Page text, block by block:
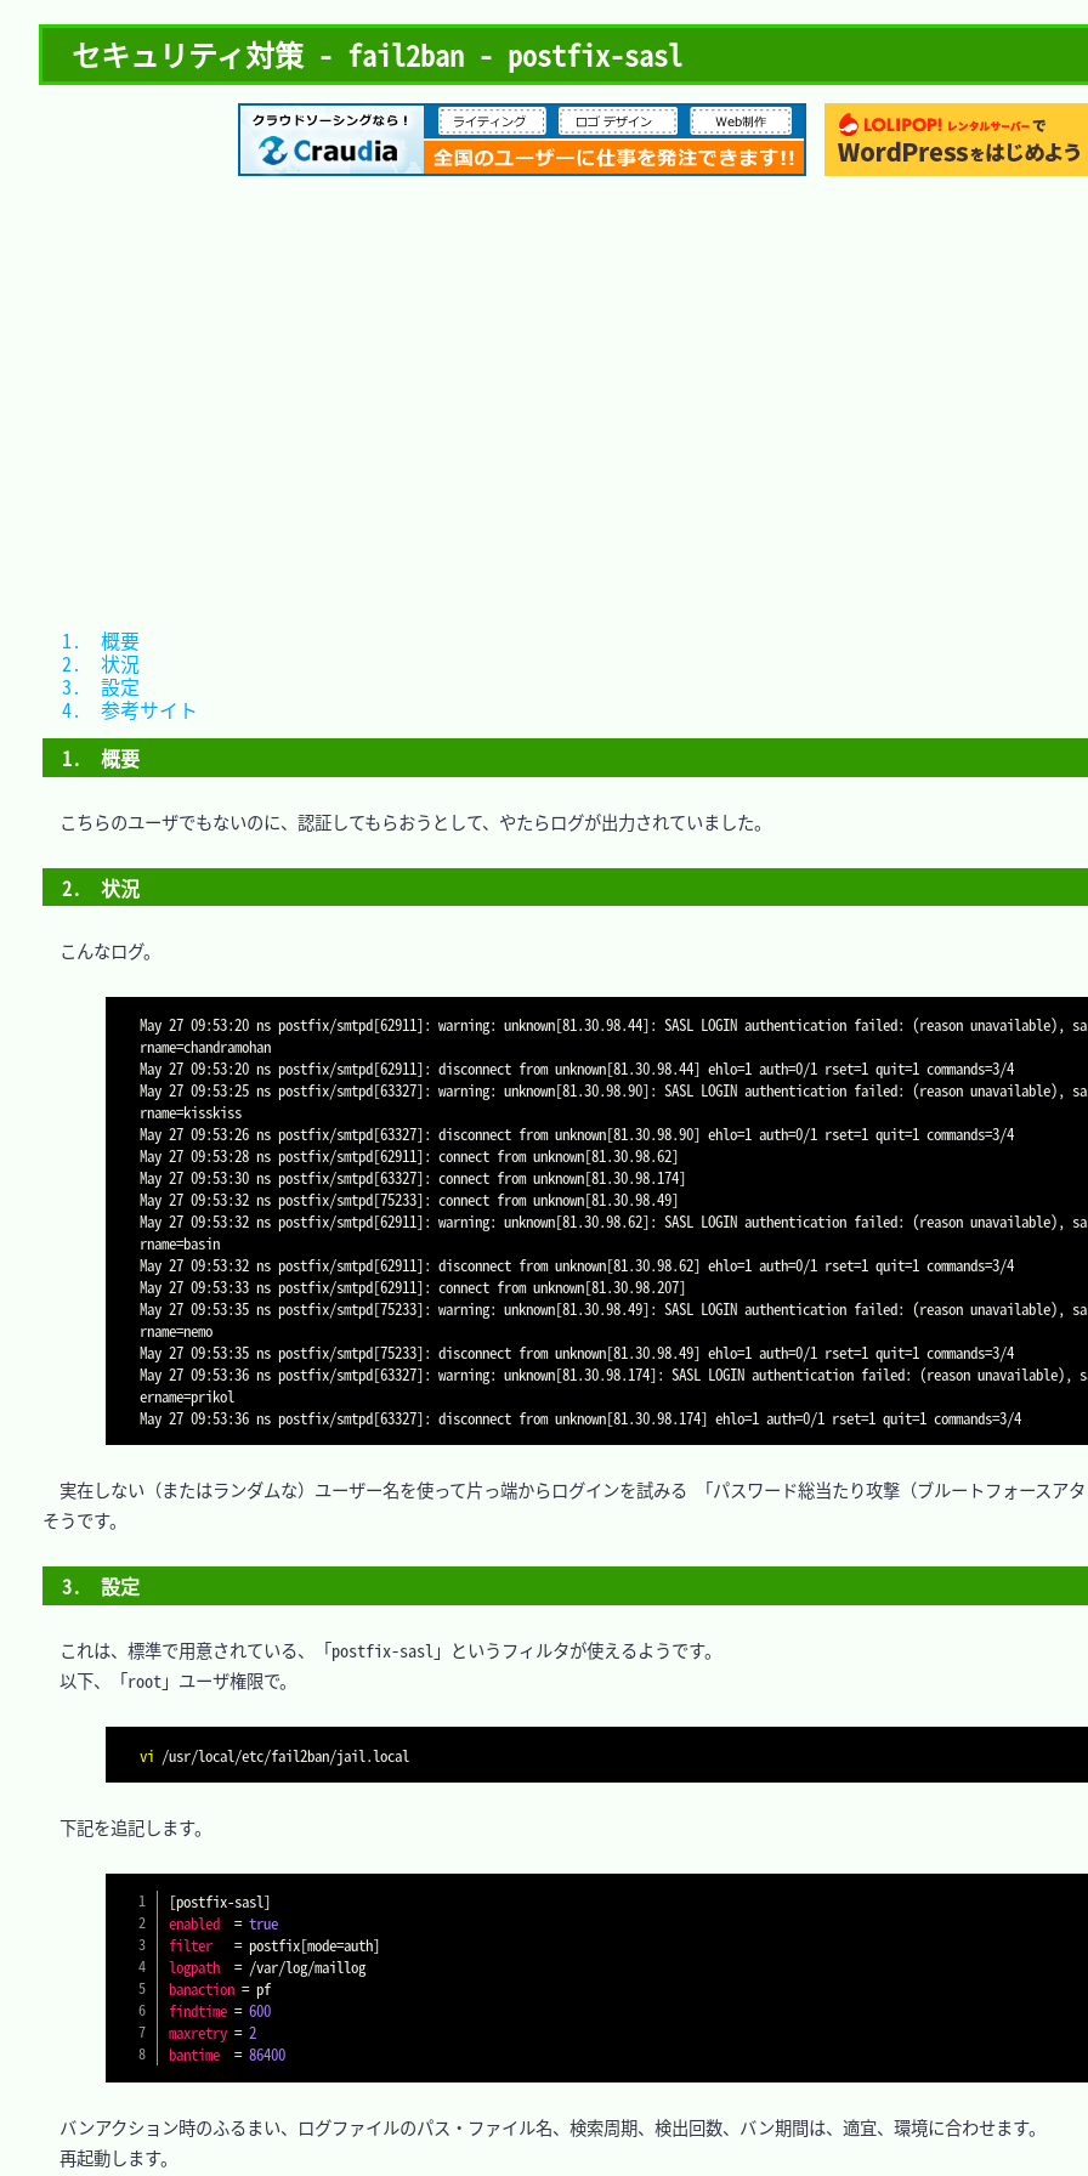
セキュリティ対策 - fail2ban - postfix-sasl
1.　概要
こちらのユーザでもないのに、認証してもらおうとして、やたらログが出力されていました。
2.　状況
こんなログ。
May 27 09:53:20 ns postfix/smtpd[62911]: warning: unknown[81.30.98.44]: SASL LOGIN authentication failed: (reason unavailable),
rname=chandramohan
May 27 09:53:20 ns postfix/smtpd[62911]: disconnect from unknown[81.30.98.44] ehlo=1 auth=0/1 rset=1 quit=1 commands=3/4
May 27 09:53:25 ns postfix/smtpd[63327]: warning: unknown[81.30.98.90]: SASL LOGIN authentication failed: (reason unavailable),
rname=kisskiss
May 27 09:53:26 ns postfix/smtpd[63327]: disconnect from unknown[81.30.98.90] ehlo=1 auth=0/1 rset=1 quit=1 commands=3/4
May 27 09:53:28 ns postfix/smtpd[62911]: connect from unknown[81.30.98.62]
May 27 09:53:30 ns postfix/smtpd[63327]: connect from unknown[81.30.98.174]
May 27 09:53:32 ns postfix/smtpd[75233]: connect from unknown[81.30.98.49]
May 27 09:53:32 ns postfix/smtpd[62911]: warning: unknown[81.30.98.62]: SASL LOGIN authentication failed: (reason unavailable),
rname=basin
May 27 09:53:32 ns postfix/smtpd[62911]: disconnect from unknown[81.30.98.62] ehlo=1 auth=0/1 rset=1 quit=1 commands=3/4
May 27 09:53:33 ns postfix/smtpd[62911]: connect from unknown[81.30.98.207]
May 27 09:53:35 ns postfix/smtpd[75233]: warning: unknown[81.30.98.49]: SASL LOGIN authentication failed: (reason unavailable),
rname=nemo
May 27 09:53:35 ns postfix/smtpd[75233]: disconnect from unknown[81.30.98.49] ehlo=1 auth=0/1 rset=1 quit=1 commands=3/4
May 27 09:53:36 ns postfix/smtpd[63327]: warning: unknown[81.30.98.174]: SASL LOGIN authentication failed: (reason unavailable),
ername=prikol
May 27 09:53:36 ns postfix/smtpd[63327]: disconnect from unknown[81.30.98.174] ehlo=1 auth=0/1 rset=1 quit=1 commands=3/4
実在しない（またはランダムな）ユーザー名を使って片っ端からログインを試みる 「パスワード総当たり攻撃（ブルートフォースア
そうです。
3.　設定
これは、標準で用意されている、「postfix-sasl」というフィルタが使えるようです。
以下、「root」ユーザ権限で。
vi /usr/local/etc/fail2ban/jail.local
下記を追記します。
[postfix-sasl]
enabled
= true
filter
= postfix[mode=auth]
logpath
=
/var/log/maillog
banaction =
pf
findtime = 600
maxretry = 2
bantime
= 86400
バンアクション時のふるまい、ログファイルのパス・ファイル名、検索周期、検出回数、バン期間は、適宜、環境に合わせます。
再起動します。